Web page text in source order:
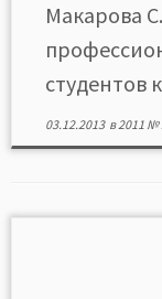
Макарова
студентов
03.12.2013в2011 №